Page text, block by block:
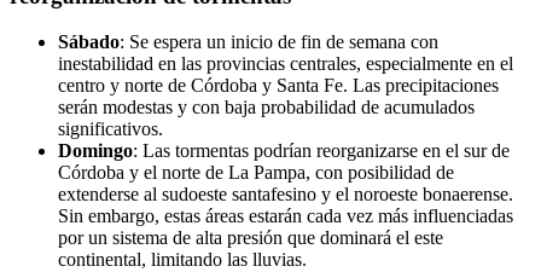
Sábado: Se espera un inicio de fin de semana con
inestabilidad en las provincias centrales, especialmente en el
centro y norte de Córdoba y Santa Fe. Las precipitaciones
serán modestas y con baja probabilidad de acumulados
significativos.
Domingo: Las tormentas podrían reorganizarse en el sur de
Córdoba y el norte de La Pampa, con posibilidad de
extenderse al sudoeste santafesino y el noroeste bonaerense.
Sin embargo, estas áreas estarán cada vez más influenciadas
por un sistema de alta presión que dominará el este
continental, limitando las lluvias.